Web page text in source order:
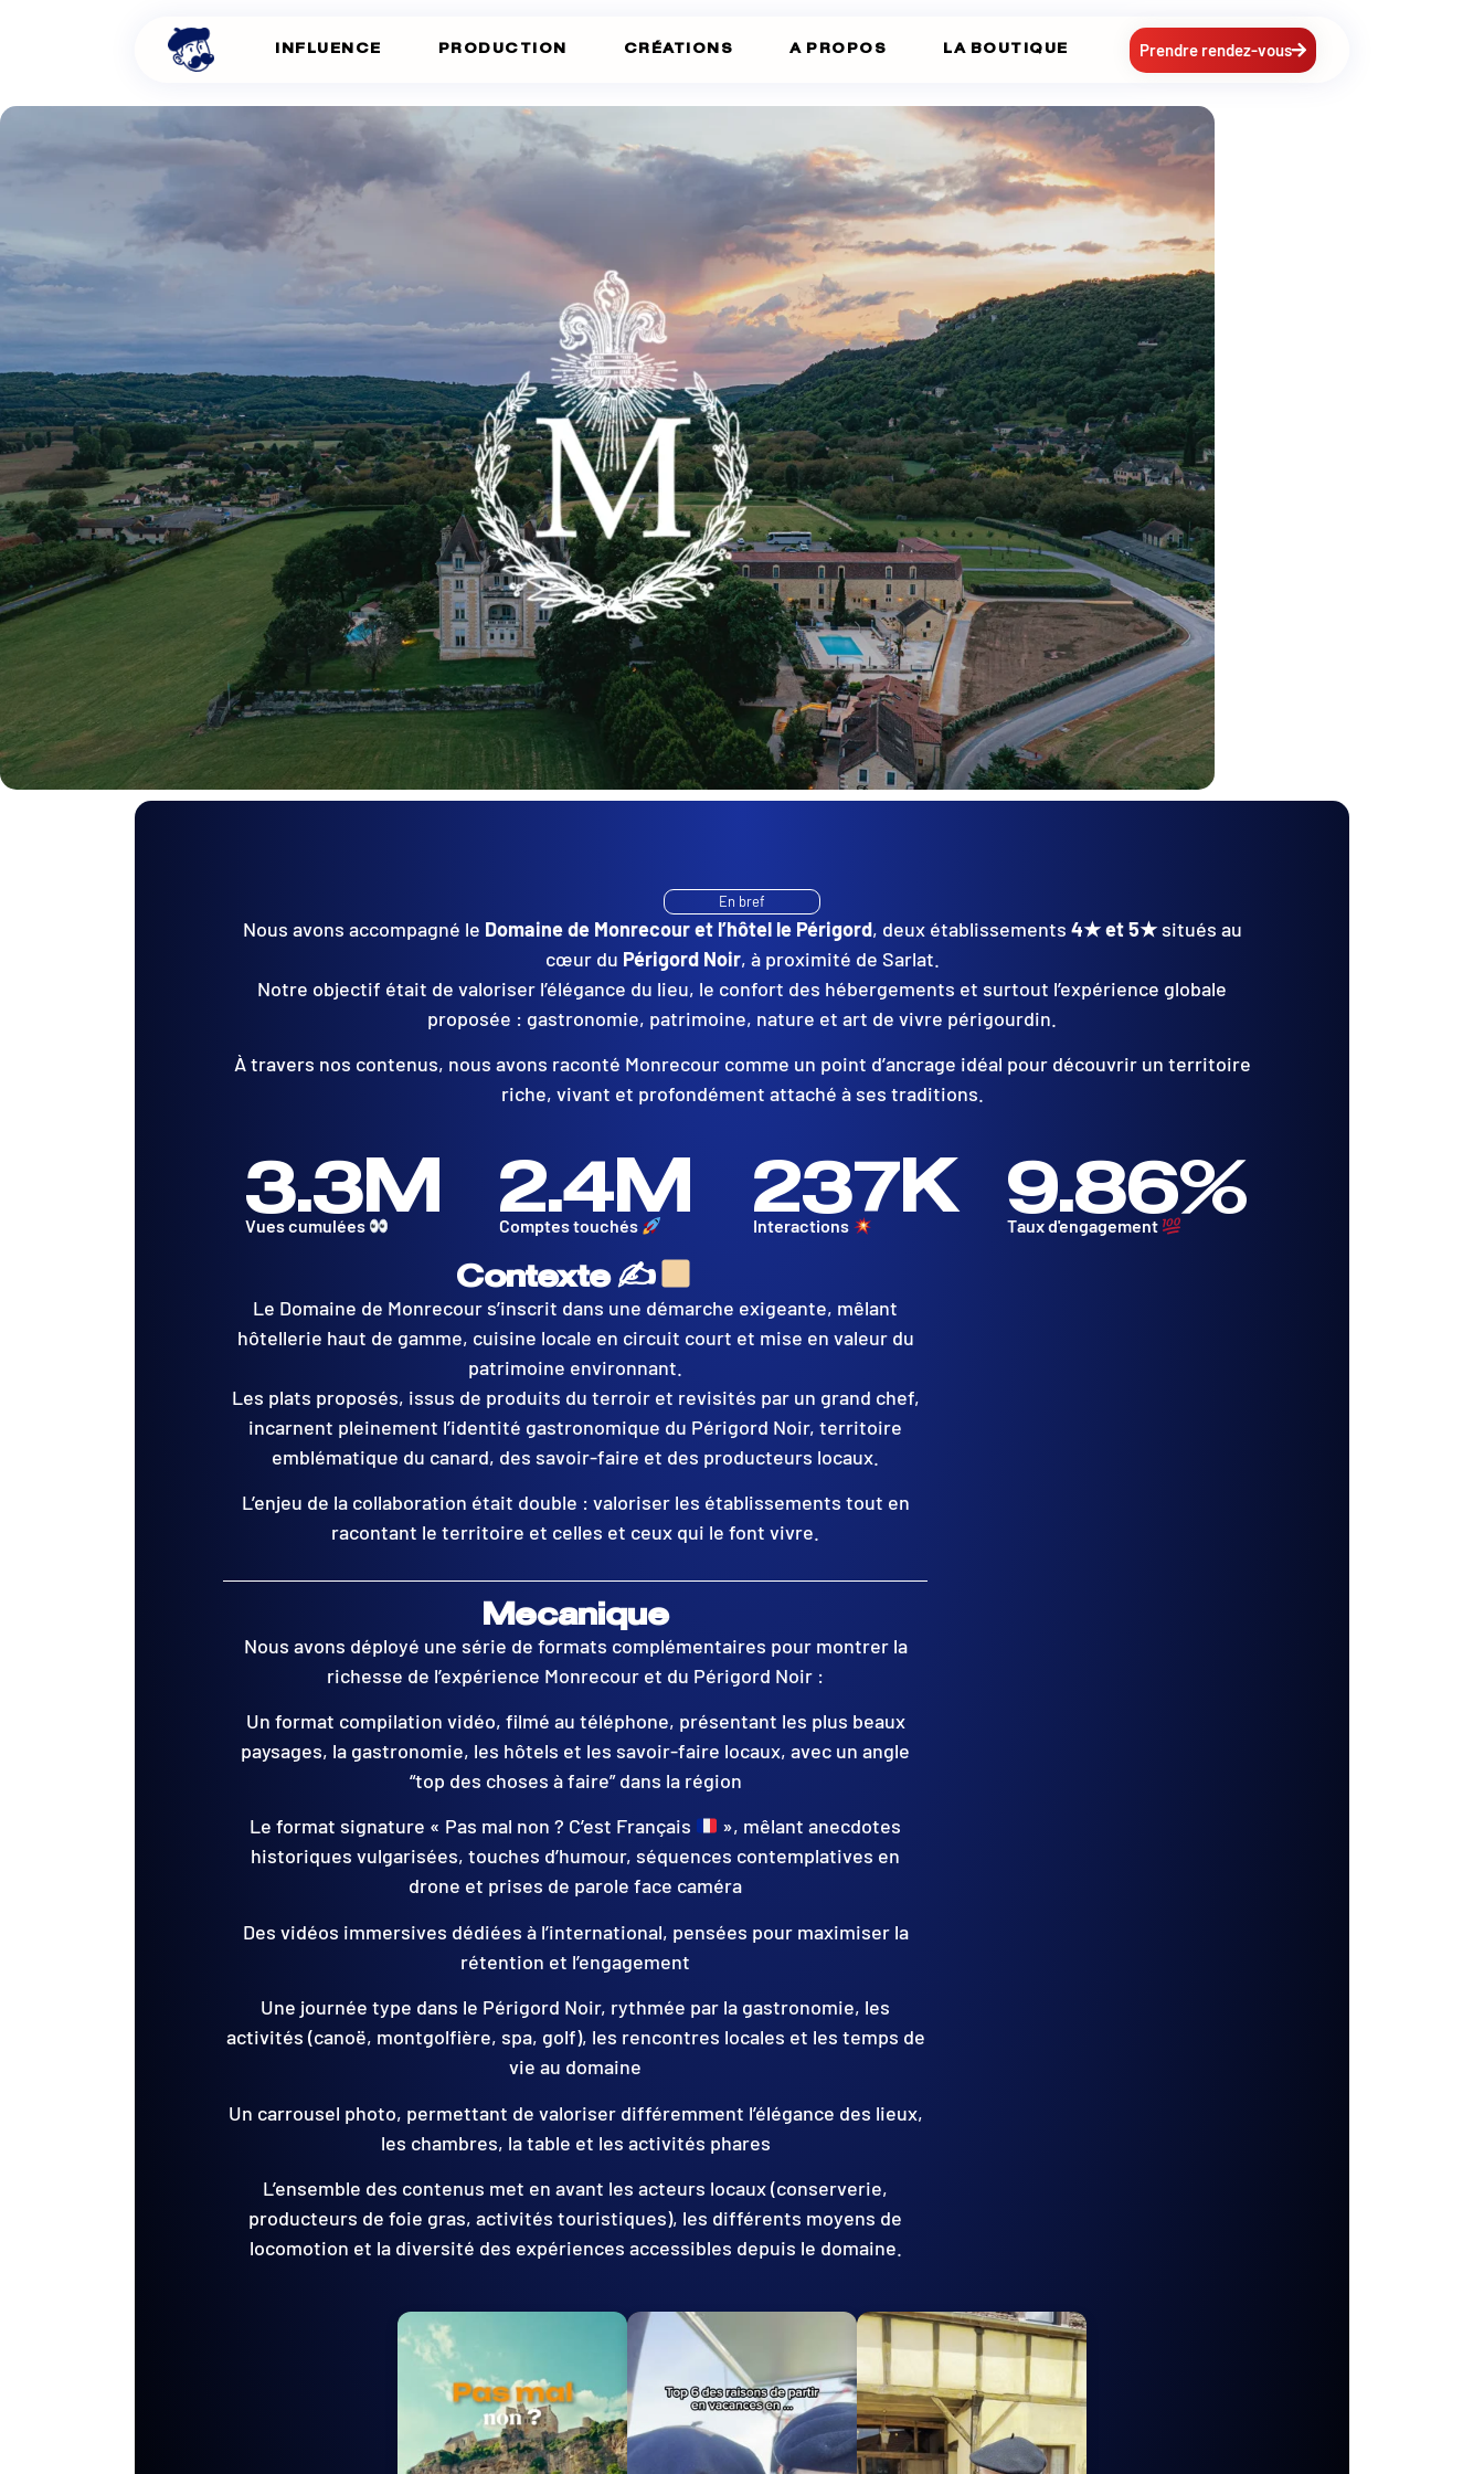
INFLUENCE PRODUCTION CRÉATIONS A PROPOS LA BOUTIQUE Prendre rendez-vous
En bref
Nous avons accompagné le Domaine de Monrecour et l’hôtel le Périgord, deux établissements 4★ et 5★situés au
cœur du Périgord Noir, à proximité de Sarlat.
Notre objectif était de valoriser l’élégance du lieu, le confort des hébergements et surtout l’expérience globale
proposée : gastronomie, patrimoine, nature et art de vivre périgourdin.
À travers nos contenus, nous avons raconté Monrecour comme un point d’ancrage idéal pour découvrir un territoire
riche, vivant et profondément attaché à ses traditions.
3.3M
Vues cumulées 2.4M
Comptes touchés 237K
Interactions 9.86%
Taux d'engagement
Contexte ✍
Le Domaine de Monrecour s’inscrit dans une démarche exigeante, mêlant
hôtellerie haut de gamme, cuisine locale en circuit court et mise en valeur du
patrimoine environnant.
Les plats proposés, issus de produits du terroir et revisités par un grand chef,
incarnent pleinement l’identité gastronomique du Périgord Noir, territoire
emblématique du canard, des savoir-faire et des producteurs locaux.
L’enjeu de la collaboration était double : valoriser les établissements tout en
racontant le territoire et celles et ceux qui le font vivre.
Mecanique
Nous avons déployé une série de formats complémentaires pour montrer la
richesse de l’expérience Monrecour et du Périgord Noir :
Un format compilation vidéo, filmé au téléphone, présentant les plus beaux
paysages, la gastronomie, les hôtels et les savoir-faire locaux, avec un angle
“top des choses à faire” dans la région
Le format signature « Pas mal non ? C’est Français
», mêlant anecdotes
historiques vulgarisées, touches d’humour, séquences contemplatives en
drone et prises de parole face caméra
Des vidéos immersives dédiées à l’international, pensées pour maximiser la
rétention et l’engagement
Une journée type dans le Périgord Noir, rythmée par la gastronomie, les
activités (canoë, montgolfière, spa, golf), les rencontres locales et les temps de
vie au domaine
Un carrousel photo, permettant de valoriser différemment l’élégance des lieux,
les chambres, la table et les activités phares
L’ensemble des contenus met en avant les acteurs locaux (conserverie,
producteurs de foie gras, activités touristiques), les différents moyens de
locomotion et la diversité des expériences accessibles depuis le domaine.